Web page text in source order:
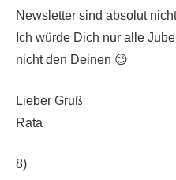
Newsletter sind absolut
Ich würde Dich nur alle
nicht den Deinen 😉
Lieber Gruß
Rata
8)